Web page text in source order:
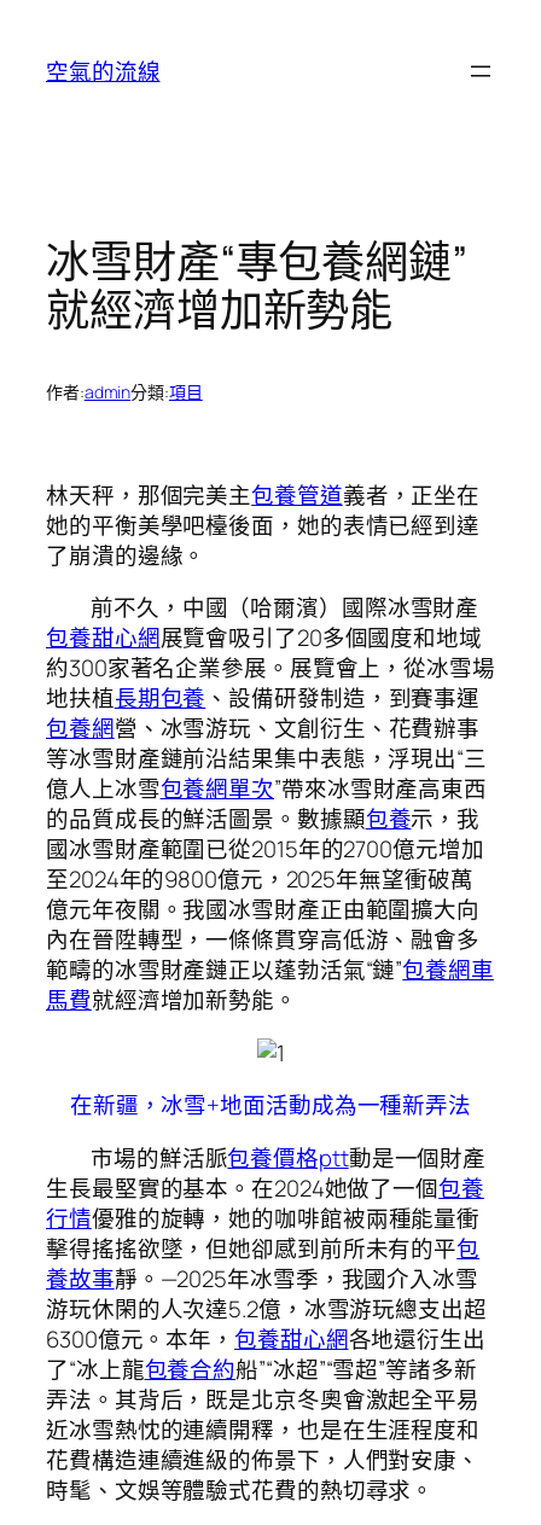
空氣的流線
冰雪財產“專包養網鏈”
就經濟增加新勢能
作者:admin分類:項目
林天秤，那個完美主包養管道義者，正坐在
她的平衡美學吧檯後面，她的表情已經到達
了崩潰的邊緣。
前不久，中國（哈爾濱）國際冰雪財產
包養甜心網展覽會吸引了20多個國度和地域
約300家著名企業參展。展覽會上，從冰雪場
地扶植長期包養 、設備研發制造，到賽事運
包養網營、冰雪游玩、文創衍生、花費辦事
等冰雪財產鏈前沿結果集中表態，浮現出“三
億人上冰雪包養網單次”帶來冰雪財產高東西
的品質成長的鮮活圖景。數據顯包養示，我
國冰雪財產範圍已從2015年的2700億元增加
至2024年的9800億元，2025年無望衝破萬
億元年夜關。我國冰雪財產正由範圍擴大向
內在晉陞轉型，一條條貫穿高低游、融會多
範疇的冰雪財產鏈正以蓬勃活氣“鏈”包養網車
馬費就經濟增加新勢能。
在新疆，冰雪+地面活動成為一種新弄法
市場的鮮活脈包養價格ptt動是一個財產
生長最堅實的基本。在2024她做了一個包養
行情優雅的旋轉，她的咖啡館被兩種能量衝
擊得搖搖欲墜，但她卻感到前所未有的平包
養故事靜。—2025年冰雪季，我國介入冰雪
游玩休閑的人次達5.2億，冰雪游玩總支出超
6300億元。本年， 包養甜心網各地還衍生出
了“冰上龍包養合約船”“冰超”“雪超”等諸多新
弄法。其背后，既是北京冬奧會激起全平易
近冰雪熱忱的連續開釋，也是在生涯程度和
花費構造連續進級的佈景下，人們對安康、
時髦、文娛等體驗式花費的熱切尋求。